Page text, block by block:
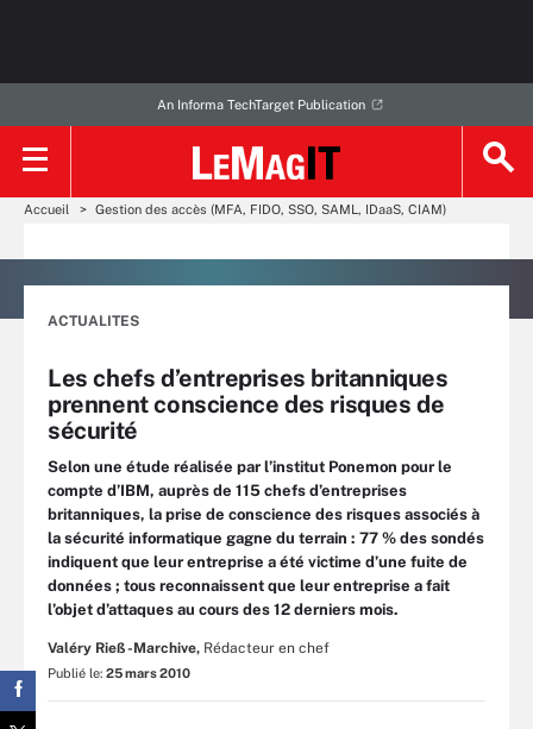
An Informa TechTarget Publication
Accueil Gestion des accès (MFA, FIDO, SSO, SAML, IDaaS, CIAM)
ACTUALITES
Les chefs d’entreprises britanniques
prennent conscience des risques de
sécurité
Selon une étude réalisée par l’institut Ponemon pour le
compte d’IBM, auprès de 115 chefs d’entreprises
britanniques, la prise de conscience des risques associés à
la sécurité informatique gagne du terrain : 77 % des sondés
indiquent que leur entreprise a été victime d’une fuite de
données ; tous reconnaissent que leur entreprise a fait
l’objet d’attaques au cours des 12 derniers mois.
Valéry Rieß-Marchive, Rédacteur en chef
Publié le: 25 mars 2010